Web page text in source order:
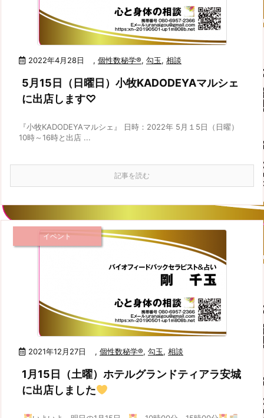
2022年4月28日 , 個性数秘学®, 勾玉, 相談
5月15日（日曜日）小牧KADODEYAマルシェ
に出店します♡
『小牧KADODEYAマルシェ』 日時：2022年 5月１5日（日曜）
10時～16時と出店 ...
記事を読む
2021年12月27日
イベント
, 個性数秘学®, 勾玉, 相談
1月15日（土曜）ホテルグランドティアラ安城
に出店しました